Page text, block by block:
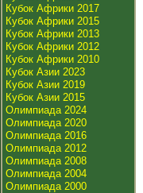
Кубок Африки 2017
Кубок Африки 2015
Кубок Африки 2013
Кубок Африки 2012
Кубок Африки 2010
Кубок Азии 2023
Кубок Азии 2019
Кубок Азии 2015
Олимпиада 2024
Олимпиада 2020
Олимпиада 2016
Олимпиада 2012
Олимпиада 2008
Олимпиада 2004
Олимпиада 2000